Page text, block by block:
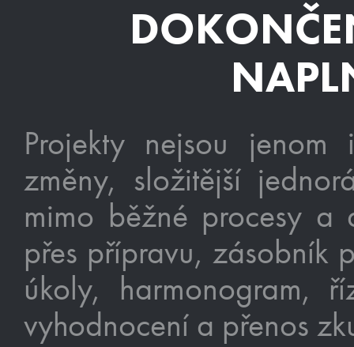
Projekty nejsou
změny, složitější
mimo běžné procesy
přes přípravu, zásobník
úkoly, harmonogram,
vyhodnocení a přenos